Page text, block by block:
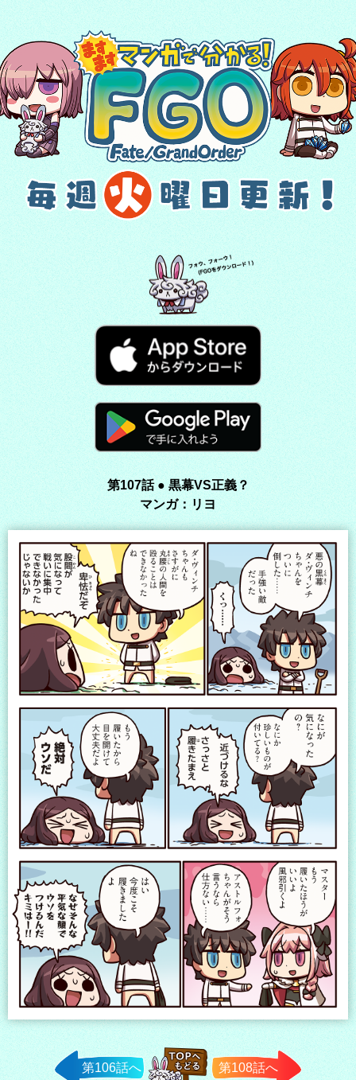
第107話 ● 黒幕VS正義？
マンガ：リヨ
第106話へ 第108話へ